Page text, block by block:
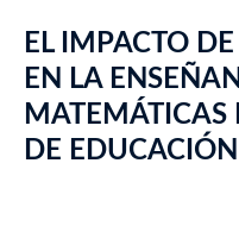
EL IMPACTO
EN LA
MATEMÁTICAS
DE